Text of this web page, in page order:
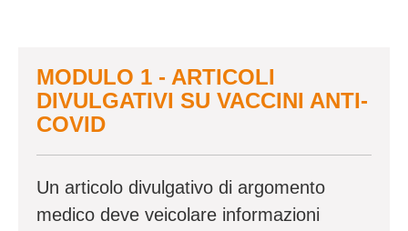
MODULO 1 - ARTICOLI
DIVULGATIVI SU VACCINI ANTI-
COVID
Un articolo divulgativo di argomento
medico deve veicolare informazioni